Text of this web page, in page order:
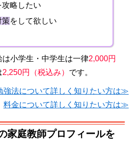
攻略したい
策をして欲しい
小学生・中学生は一律2,000円
2,250円（税込み） です。
強法について詳しく知りたい方は≫
料金について詳しく知りたい方は≫
家庭教師プロフィールを